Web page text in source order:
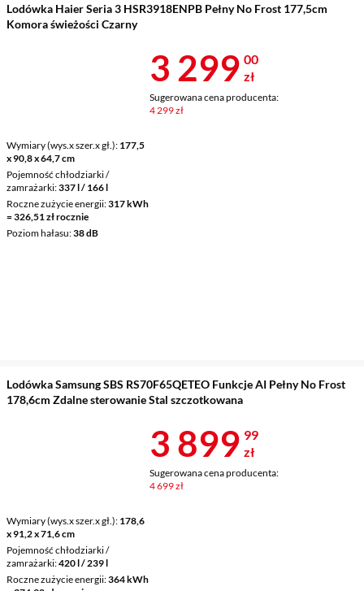
Lodówka Haier Seria 3 HSR3918ENPB Pełny No Frost 177,5cm
Komora świeżości Czarny
Wymiary (wys.x szer.x gł.) 177,5
x 90,8 x 64,7 cm
Pojemność chłodziarki /
zamrażarki 337 l / 166 l
Roczne zużycie energii 317 kWh
= 326,51 zł rocznie
Poziom hałasu 38 dB
Cena 3 299 zł
3 299 00
zł
Sugerowana cena producenta:
4 299 zł
Lodówka Samsung SBS RS70F65QETEO Funkcje AI Pełny No Frost
178,6cm Zdalne sterowanie Stal szczotkowana
Wymiary (wys.x szer.x gł.) 178,6
x 91,2 x 71,6 cm
Pojemność chłodziarki /
zamrażarki 420 l / 239 l
Roczne zużycie energii 364 kWh
Cena 3
3 899 99
zł
Sugerowana cena producenta:
4 699 zł